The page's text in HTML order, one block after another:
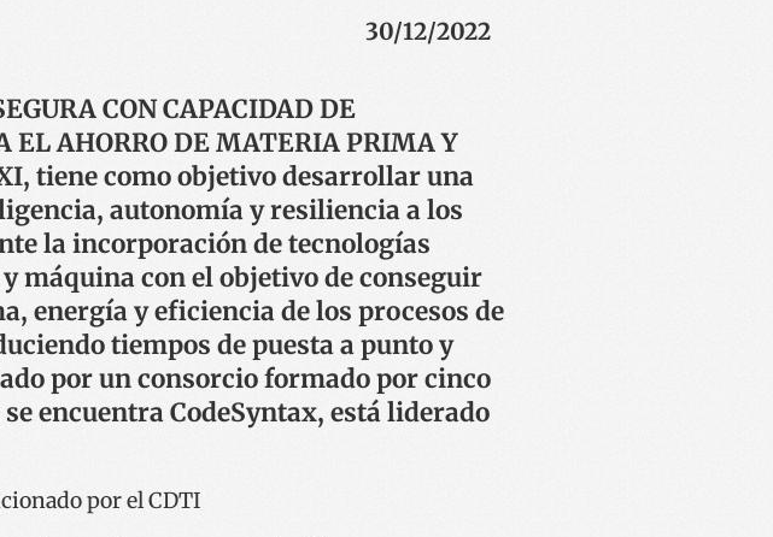
30/12/2022
CON CAPACIDAD DE
EL AHORRO DE MATERIA PRIMA Y
tiene como objetivo desarrollar una
autonomía y resiliencia a los
la incorporación de tecnologías
máquina con el objetivo de conseguir
energía y eficiencia de los procesos de
tiempos de puesta a punto y
por un consorcio formado por cinco
encuentra CodeSyntax, está liderado